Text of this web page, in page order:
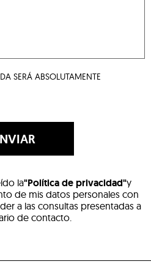
SERÁ ABSOLUTAMENTE
la"Política de privacidad"y
de mis datos personales con
a las consultas presentadas a
de contacto.